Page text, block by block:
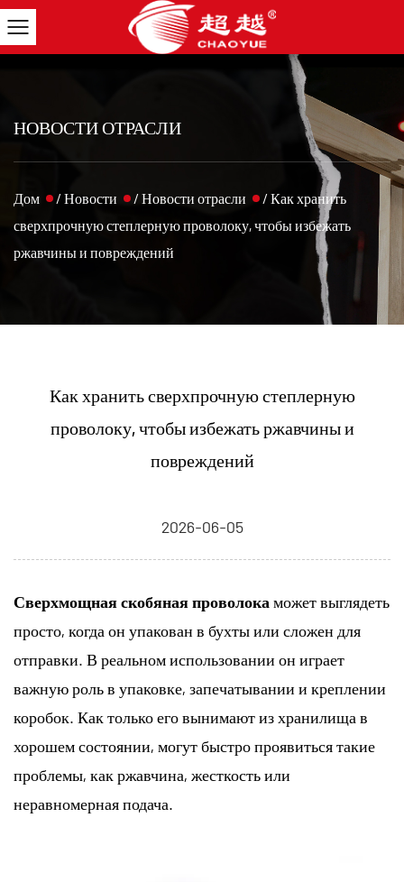
НОВОСТИ ОТРАСЛИ
Дом / Новости / Новости отрасли /Как хранить
сверхпрочную степлерную проволоку, чтобы избежать
ржавчины и повреждений
Как хранить сверхпрочную степлерную
проволоку, чтобы избежать ржавчины и
повреждений
2026-06-05
Сверхмощная скобяная проволока может выглядеть
просто, когда он упакован в бухты или сложен для
отправки. В реальном использовании он играет
важную роль в упаковке, запечатывании и креплении
коробок. Как только его вынимают из хранилища в
хорошем состоянии, могут быстро проявиться такие
проблемы, как ржавчина, жесткость или
неравномерная подача.